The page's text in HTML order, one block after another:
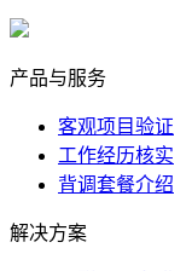
产品与服务
客观项目验证
工作经历核实
背调套餐介绍
解决方案